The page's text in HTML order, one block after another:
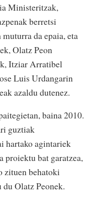
Ministeritzak,
berretsi
da epaia, eta
Olatz Peon
Itziar Arratibel
Luis Urdangarin
azaldu dutenez.
baina 2010.
guztiak
hartako agintariek
proiektu bat garatzea,
zituen behatoki
Olatz Peonek.